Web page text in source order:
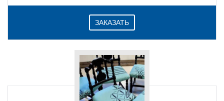
ЗАКАЗАТЬ